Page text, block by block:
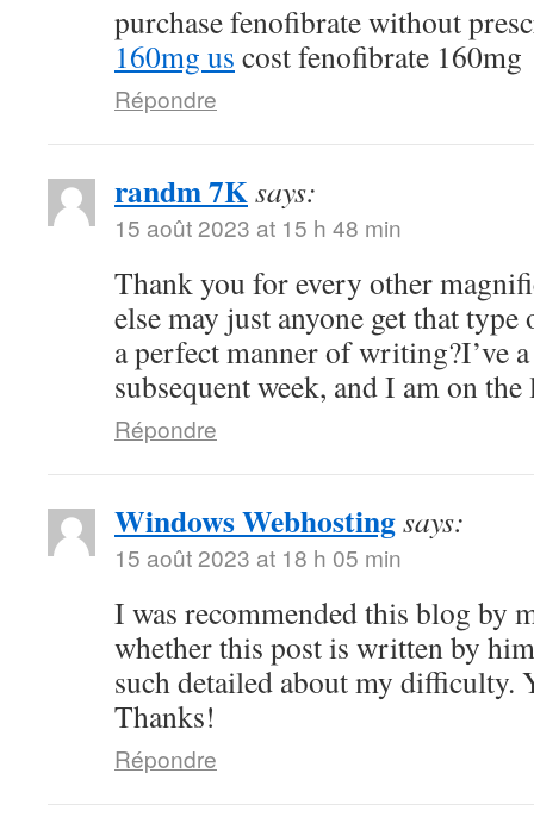
purchase fenofibrate without
160mg us cost fenofibrate 160mg
Répondre
randm 7Ksays:
15 août 2023 at 15 h 48 min
Thank you for every other
else may just anyone get that
a perfect manner of writing?I’ve
subsequent week, and I am on
Répondre
Windows Webhostingsays:
15 août 2023 at 18 h 05 min
I was recommended this blog by
whether this post is written by
such detailed about my difficulty.
Thanks!
Répondre